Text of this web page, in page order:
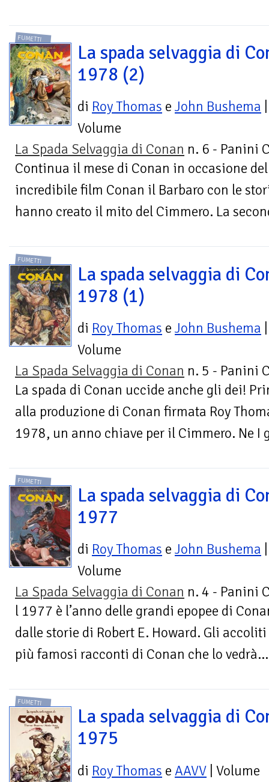
FUMETTI
La spada selvaggia di
1978 (2)
di Roy Thomas e John Bushema
Volume
La Spada Selvaggia di Conan n. 6 - Panini
Continua il mese di Conan in occasione
incredibile film Conan il Barbaro con le
hanno creato il mito del Cimmero. La
FUMETTI
La spada selvaggia di
1978 (1)
di Roy Thomas e John Bushema
Volume
La Spada Selvaggia di Conan n. 5 - Panini
La spada di Conan uccide anche gli dei!
alla produzione di Conan firmata Roy
1978, un anno chiave per il Cimmero. Ne I
FUMETTI
La spada selvaggia di
1977
di Roy Thomas e John Bushema
Volume
La Spada Selvaggia di Conan n. 4 - Panini
l 1977 è l’anno delle grandi epopee di
dalle storie di Robert E. Howard. Gli
più famosi racconti di Conan che lo vedrà...
FUMETTI
La spada selvaggia di
1975
di Roy Thomas e AAVV | Volume